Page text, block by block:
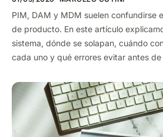
PIM, DAM y MDM suelen confundirse
de producto. En este artículo
sistema, dónde se solapan, cuándo
cada uno y qué errores evitar antes